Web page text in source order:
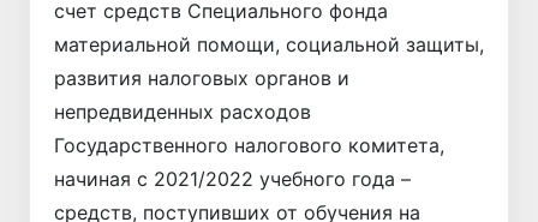
счет средств Специального фонда
материальной помощи, социальной защиты,
развития налоговых органов и
непредвиденных расходов
Государственного налогового комитета,
начиная с 2021/2022 учебного года –
средств, поступивших от обучения на